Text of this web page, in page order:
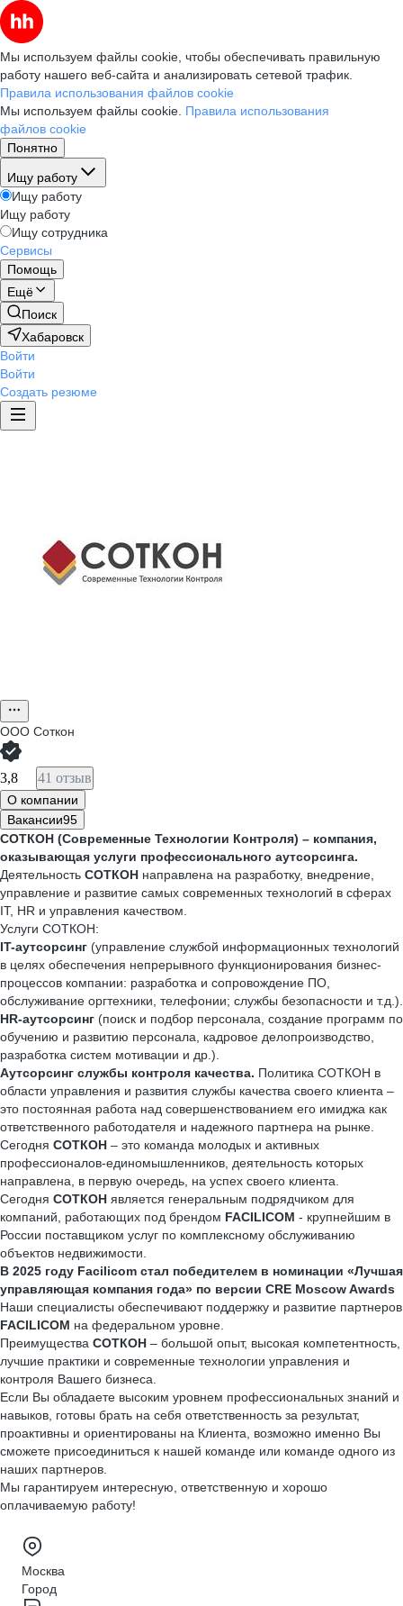
Мы используем файлы cookie, чтобы обеспечивать правильную
работу нашего веб-сайта и анализировать сетевой трафик.
Правила использования файлов cookie
Мы используем файлы cookie. Правила использования
файлов cookie
Понятно
Ищу работу
Ищу работу
Ищу работу
Ищу сотрудника
Сервисы
Помощь
Ещё
Поиск
Хабаровск
Войти
Войти
Создать резюме
ООО Соткон
3,8 41 отзыв
О компании
Вакансии95
СОТКОН (Современные Технологии Контроля) – компания,
оказывающая услуги профессионального аутсорсинга.
Деятельность СОТКОН направлена на разработку, внедрение,
управление и развитие самых современных технологий в сферах
IT, HR и управления качеством.
Услуги СОТКОН:
IT-аутсорсинг (управление службой информационных технологий
в целях обеспечения непрерывного функционирования бизнес-
процессов компании: разработка и сопровождение ПО,
обслуживание оргтехники, телефонии; службы безопасности и т.д.).
HR-аутсорсинг (поиск и подбор персонала, создание программ по
обучению и развитию персонала, кадровое делопроизводство,
разработка систем мотивации и др.).
Аутсорсинг службы контроля качества. Политика СОТКОН в
области управления и развития службы качества своего клиента –
это постоянная работа над совершенствованием его имиджа как
ответственного работодателя и надежного партнера на рынке.
Сегодня СОТКОН – это команда молодых и активных
профессионалов-единомышленников, деятельность которых
направлена, в первую очередь, на успех своего клиента.
Сегодня СОТКОН является генеральным подрядчиком для
компаний, работающих под брендом FACILICOM - крупнейшим в
России поставщиком услуг по комплексному обслуживанию
объектов недвижимости.
В 2025 году Facilicom стал победителем в номинации «Лучшая
управляющая компания года» по версии CRE Moscow Awards
Наши специалисты обеспечивают поддержку и развитие партнеров
FACILICOM на федеральном уровне.
Преимущества СОТКОН – большой опыт, высокая компетентность,
лучшие практики и современные технологии управления и
контроля Вашего бизнеса.
Если Вы обладаете высоким уровнем профессиональных знаний и
навыков, готовы брать на себя ответственность за результат,
проактивны и ориентированы на Клиента, возможно именно Вы
сможете присоединиться к нашей команде или команде одного из
наших партнеров.
Мы гарантируем интересную, ответственную и хорошо
оплачиваемую работу!
Москва
Город